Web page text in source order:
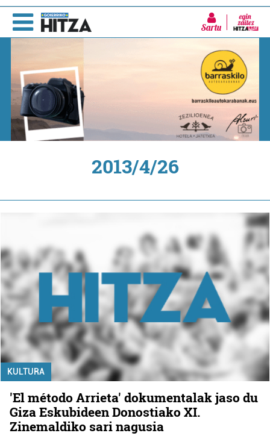
Sartu
2013/4/26
KULTURA
'El método Arrieta' dokumentalak jaso du
Giza Eskubideen Donostiako XI.
Zinemaldiko sari nagusia